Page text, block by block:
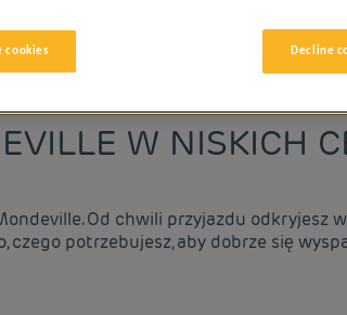
forward to interact with the calendar
Navigate backward to
W NISKICH
Od chwili przyjazdu odkryjesz
czego potrzebujesz, aby dobrze się
cookies Decline